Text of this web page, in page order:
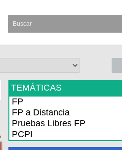
TEMÁTICAS
FP
FP a Distancia
Pruebas Libres FP
PCPI